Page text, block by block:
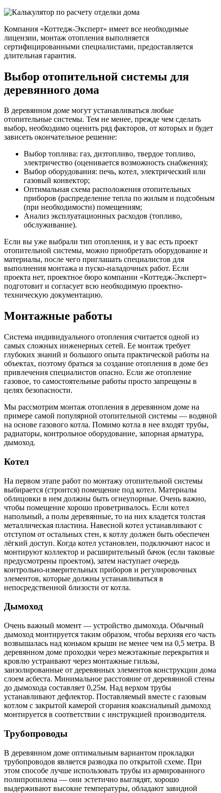
Компания «Коттедж-Эксперт» имеет все необходимые
лицензии, монтаж отопления выполняется
сертифицированными специалистами, предоставляется
длительная гарантия.
Выбор отопительной системы для
деревянного дома
В деревянном доме могут устанавливаться любые
отопительные системы. Тем не менее, прежде чем сделать
выбор, необходимо оценить ряд факторов, от которых и будет
зависеть окончательное решение:
Выбор топлива: газ, дизтопливо, твердое топливо,
электричество (оценивается возможность снабжения);
Выбор оборудования: печь, котел, электрический или
газовый конвектор;
Оптимальная схема расположения отопительных
приборов (распределение тепла по жилым и подсобным
(при необходимости) помещениям;
Анализ эксплуатационных расходов (топливо,
обслуживание).
Если вы уже выбрали тип отопления, и у вас есть проект
отопительной системы, можно приобретать оборудование и
материалы, после чего приглашать специалистов для
выполнения монтажа и пуско-наладочных работ. Если
проекта нет, проектное бюро компании «Коттедж-Эксперт»
подготовит и согласует всю необходимую проектно-
техническую документацию.
Монтажные работы
Система индивидуального отопления считается одной из
самых сложных инженерных сетей. Ее монтаж требует
глубоких знаний и большого опыта практической работы на
объектах, поэтому браться за создание отопления в доме без
привлечения специалистов опасно. Если же отопление
газовое, то самостоятельные работы просто запрещены в
целях безопасности.
Мы рассмотрим монтаж отопления в деревянном доме на
примере самой популярной отопительной системы — водяной
на основе газового котла. Помимо котла в нее входят трубы,
радиаторы, контрольное оборудование, запорная арматура,
дымоход.
Котел
На первом этапе работ по монтажу отопительной системы
выбирается (строится) помещение под котел. Материалы
облицовки в нем должны быть огнеупорные. Очень важно,
чтобы помещение хорошо проветривалось. Если котел
напольный, а полы деревянные, то на них кладется толстая
металлическая пластина. Навесной котел устанавливают с
отступом от остальных стен, к котлу должен быть обеспечен
лёгкий доступ. Когда котел установлен, подключают насос и
монтируют коллектор и расширительный бачок (если таковые
предусмотрены проектом), затем наступает очередь
контрольно-измерительных приборов и регулировочных
элементов, которые должны устанавливаться в
непосредственной близости от котла.
Дымоход
Очень важный момент — устройство дымохода. Обычный
дымоход монтируется таким образом, чтобы верхняя его часть
возвышалась над коньком крыши не менее чем на 0,5 метра. В
деревянном доме проходки через межэтажные перекрытия и
кровлю устраивают через монтажные гильзы,
заизолированные от деревянных элементов конструкции дома
слоем асбеста. Минимальное расстояние от деревянной стены
до дымохода составляет 0,25м. Над верхом трубы
устанавливают дефлектор. Поставляемый вместе с газовым
котлом с закрытой камерой сгорания коаксиальный дымоход
монтируется в соответствии с инструкцией производителя.
Трубопроводы
В деревянном доме оптимальным вариантом прокладки
трубопроводов является разводка по открытой схеме. При
этом способе лучше использовать трубы из армированного
полипропилена — они эстетично выглядят, хорошо
выдерживают высокие температуры, обладают завидной